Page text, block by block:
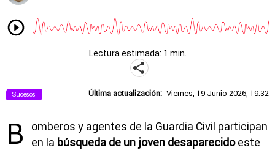
Lectura estimada: 1 min.
Sucesos Última actualización: Viernes, 19 Junio 2026, 19:32
B
omberos y agentes de la Guardia Civil participan
en la búsqueda de un joven desaparecidoeste